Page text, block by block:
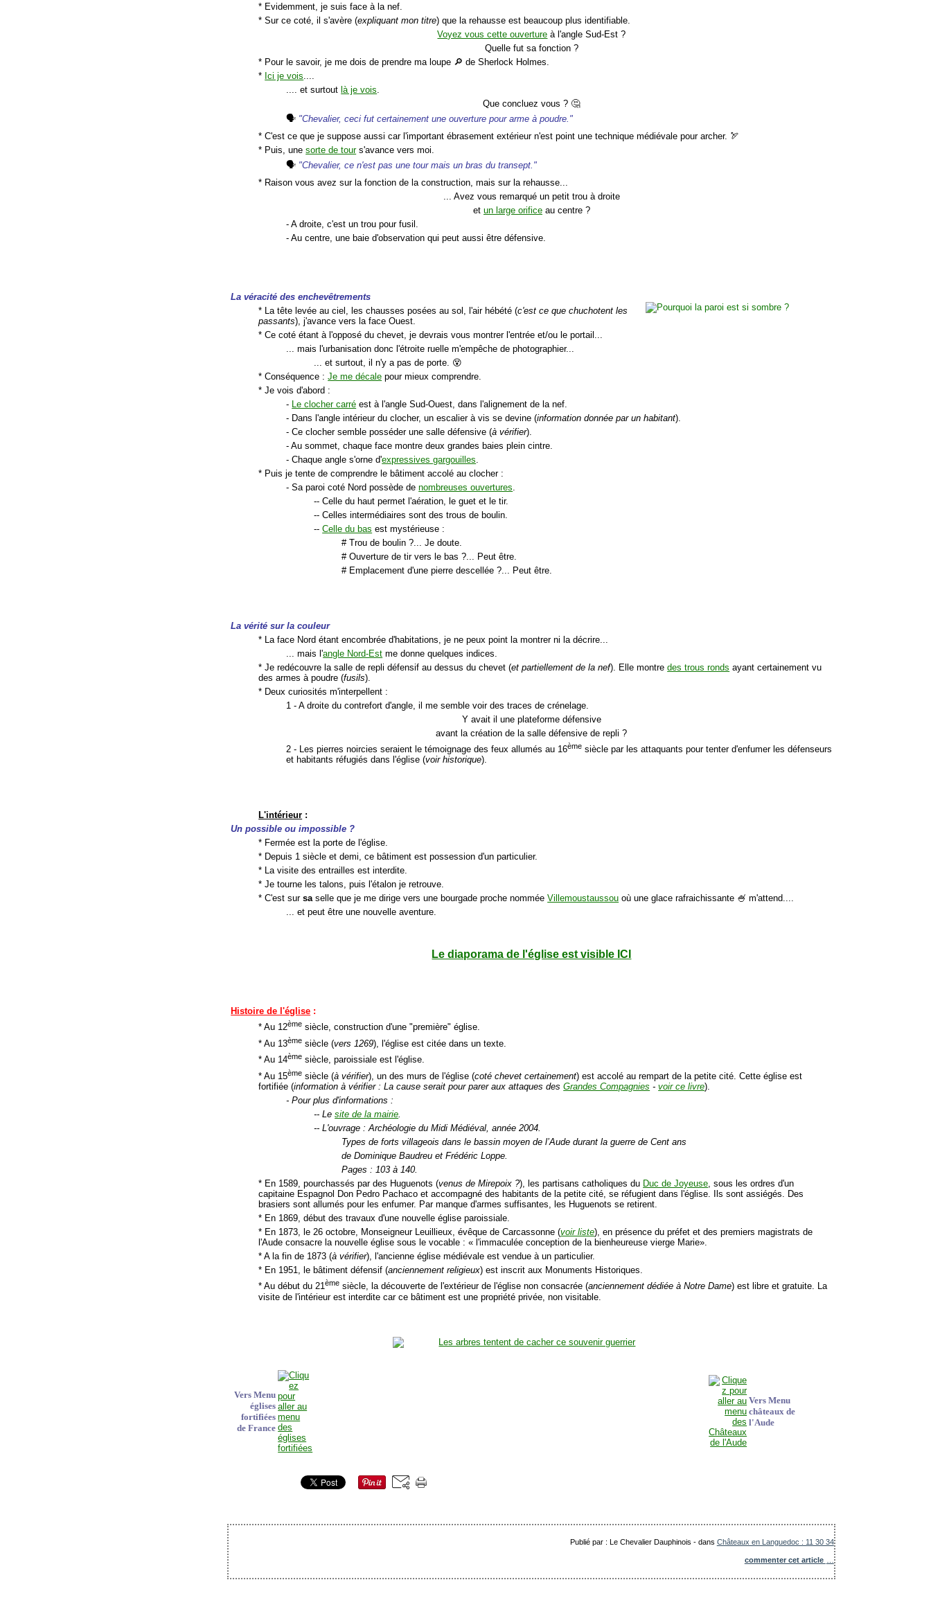
* Evidemment, je suis face à la nef.
* Sur ce coté, il s'avère (expliquant mon titre) que la rehausse est beaucoup plus identifiable.
Voyez vous cette ouverture à l'angle Sud-Est ?
Quelle fut sa fonction ?
* Pour le savoir, je me dois de prendre ma loupe 🔎 de Sherlock Holmes.
* Ici je vois
.... et surtout là je vois
Que concluez vous ? 🤔
🗣 "Chevalier, ceci fut certainement une ouverture pour arme à poudre."
* C'est ce que je suppose aussi car l'important ébrasement extérieur n'est point une technique médiévale pour archer. 🏹
* Puis, unesorte de tours'avance vers moi.
🗣 "Chevalier, ce n'est pas une tour mais un bras du transept."
* Raison vous avez sur la fonction de la construction, mais sur la rehausse...
... Avez vous remarqué un petit trou à droite
et un large orificeau centre ?
- A droite, c'est un trou pour fusil.
- Au centre, une baie d'observation qui peut aussi être défensive.
La véracité des enchevêtrements
* La tête levée au ciel, les chausses posées au sol, l'air hébété (c'est ce que chuchotent les
passants), j'avance vers la face Ouest.
* Ce coté étant à l'opposé du chevet, je devrais vous montrer l'entrée et/ou le portail...
... mais l'urbanisation donc l'étroite ruelle m'empêche de photographier...
... et surtout, il n'y a pas de porte. 😵
* Conséquence :Je me décale pour mieux comprendre.
* Je vois d'abord :
-
Le clocher carré est à l'angle Sud-Ouest, dans l'alignement de la nef.
- Dans l'angle intérieur du clocher, un escalier à vis se devine (information donnée par un habitant).
- Ce clocher semble posséder une salle défensive (à vérifier).
- Au sommet, chaque face montre deux grandes baies plein cintre.
- Chaque angle s'orne d'expressives gargouilles
* Puis je tente de comprendre le bâtiment accolé au clocher :
- Sa paroi coté Nord possède denombreuses ouvertures
-- Celle du haut permet l'aération, le guet et le tir.
-- Celles intermédiaires sont des trous de boulin.
--Celle du bas est mystérieuse :
# Trou de boulin ?... Je doute.
# Ouverture de tir vers le bas ?... Peut être.
# Emplacement d'une pierre descellée ?... Peut être.
La vérité sur la couleur
* La face Nord étant encombrée d'habitations, je ne peux point la montrer ni la décrire...
... mais l'angle Nord-Est me donne quelques indices.
* Je redécouvre la salle de repli défensif au dessus du chevet (et partiellement de la nef). Elle montredes trous ronds ayant certainement vu
des armes à poudre (fusils).
* Deux curiosités m'interpellent :
1 - A droite du contrefort d'angle, il me semble voir des traces de crénelage.
Y avait il une plateforme défensive
avant la création de la salle défensive de repli ?
2 - Les pierres noircies seraient le témoignage des feux allumés au 16ème siècle par les attaquants pour tenter d'enfumer les défenseurs
et habitants réfugiés dans l'église (voir historique).
L'intérieur :
Un possible ou impossible ?
* Fermée est la porte de l'église.
* Depuis 1 siècle et demi, ce bâtiment est possession d'un particulier.
* La visite des entrailles est interdite.
* Je tourne les talons, puis l'étalon je retrouve.
* C'est sursaselle que je me dirige vers une bourgade proche nomméeVillemoustaussou où une glace rafraichissante 🍧 m'attend....
... et peut être une nouvelle aventure.
Le diaporama de l'église est visible ICI
Histoire de l'église :
* Au 12ème siècle, construction d'une "première" église.
* Au 13ème siècle (vers 1269), l'église est citée dans un texte.
* Au 14ème siècle, paroissiale est l'église.
* Au 15ème siècle (à vérifier), un des murs de l'église (coté chevet certainement) est accolé au rempart de la petite cité. Cette église est
fortifiée (information à vérifier : La cause serait pour parer aux attaques desGrandes Compagnies -voir ce livre).
- Pour plus d'informations :
-- Lesite de la mairie.
-- L'ouvrage : Archéologie du Midi Médiéval, année 2004.
Types de forts villageois dans le bassin moyen de l’Aude durant la guerre de Cent ans
de Dominique Baudreu et Frédéric Loppe.
Pages : 103 à 140.
* En 1589, pourchassés par des Huguenots (venus de Mirepoix ?), les partisans catholiques du Duc de Joyeuse, sous les ordres d'un
capitaine Espagnol Don Pedro Pachaco et accompagné des habitants de la petite cité, se réfugient dans l'église. Ils sont assiégés. Des
brasiers sont allumés pour les enfumer. Par manque d'armes suffisantes, les Huguenots se retirent.
* En 1869, début des travaux d'une nouvelle église paroissiale.
* En 1873, le 26 octobre, Monseigneur Leuillieux, évêque de Carcassonne (voir liste), en présence du préfet et des premiers magistrats de
l'Aude consacre la nouvelle église sous le vocable : « l'immaculée conception de la bienheureuse vierge Marie».
* A la fin de 1873 (à vérifier), l'ancienne église médiévale est vendue à un particulier.
* En 1951, le bâtiment défensif (anciennement religieux) est inscrit aux Monuments Historiques.
* Au début du 21ème siècle, la découverte de l'extérieur de l'église non consacrée (anciennement dédiée à Notre Dame) est libre et gratuite. La
visite de l'intérieur est interdite car ce bâtiment est une propriété privée, non visitable.
Vers Menu
églises
fortifiées
de France
Vers Menu
châteaux de
l'Aude
Publié par : Le Chevalier Dauphinois -dans Châteaux en Languedoc : 11 30 34
commenter cet article